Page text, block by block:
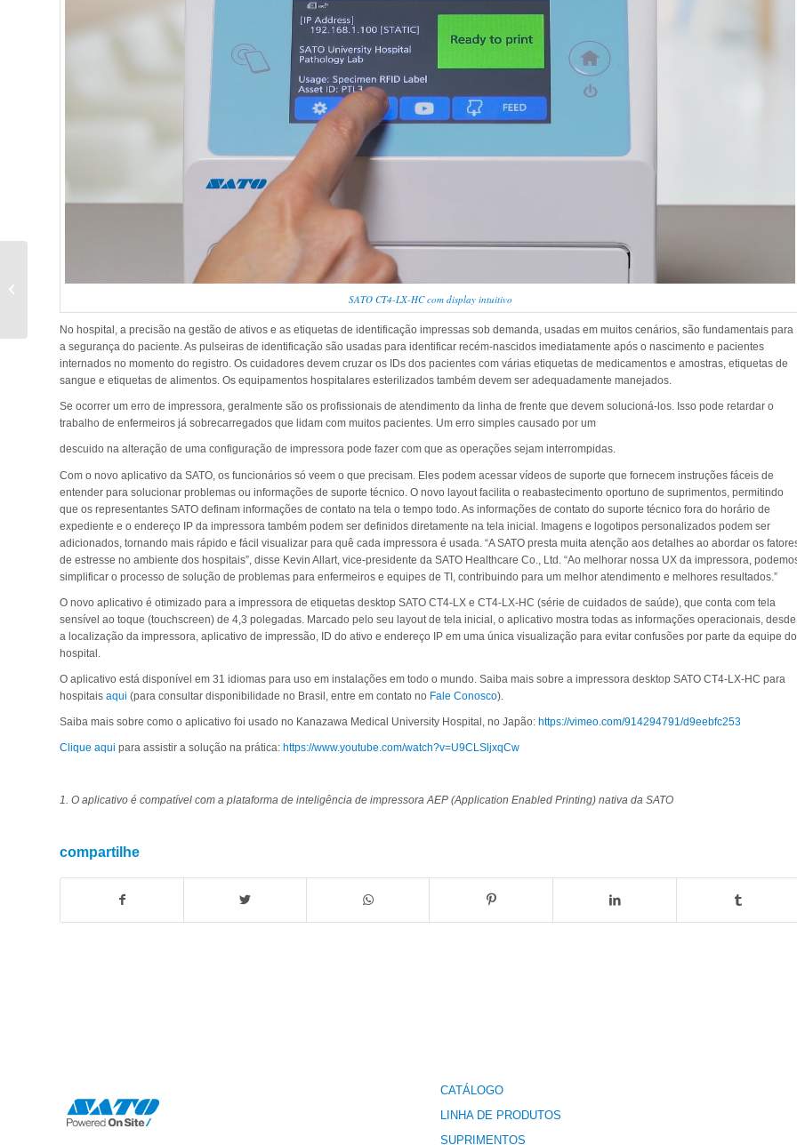
SATO CT4-LX-HC com display intuitivo
No hospital, a precisão na gestão de ativos e as etiquetas de identificação impressas sob demanda, usadas em muitos cenários, são fundamentais para
a segurança do paciente. As pulseiras de identificação são usadas para identificar recém-nascidos imediatamente após o nascimento e pacientes
internados no momento do registro. Os cuidadores devem cruzar os IDs dos pacientes com várias etiquetas de medicamentos e amostras, etiquetas de
sangue e etiquetas de alimentos. Os equipamentos hospitalares esterilizados também devem ser adequadamente manejados.
Se ocorrer um erro de impressora, geralmente são os profissionais de atendimento da linha de frente que devem solucioná-los. Isso pode retardar o
trabalho de enfermeiros já sobrecarregados que lidam com muitos pacientes. Um erro simples causado por um
descuido na alteração de uma configuração de impressora pode fazer com que as operações sejam interrompidas.
Com o novo aplicativo da SATO, os funcionários só veem o que precisam. Eles podem acessar vídeos de suporte que fornecem instruções fáceis de
entender para solucionar problemas ou informações de suporte técnico. O novo layout facilita o reabastecimento oportuno de suprimentos, permitindo
que os representantes SATO definam informações de contato na tela o tempo todo. As informações de contato do suporte técnico fora do horário de
expediente e o endereço IP da impressora também podem ser definidos diretamente na tela inicial. Imagens e logotipos personalizados podem ser
adicionados, tornando mais rápido e fácil visualizar para quê cada impressora é usada. “A SATO presta muita atenção aos detalhes ao abordar os
de estresse no ambiente dos hospitais”, disse Kevin Allart, vice-presidente da SATO Healthcare Co., Ltd. “Ao melhorar nossa UX da impressora,
simplificar o processo de solução de problemas para enfermeiros e equipes de TI, contribuindo para um melhor atendimento e melhores resultados.”
O novo aplicativo é otimizado para a impressora de etiquetas desktop SATO CT4-LX e CT4-LX-HC (série de cuidados de saúde), que conta com tela
sensível ao toque (touchscreen) de 4,3 polegadas. Marcado pelo seu layout de tela inicial, o aplicativo mostra todas as informações operacionais, desde
a localização da impressora, aplicativo de impressão, ID do ativo e endereço IP em uma única visualização para evitar confusões por parte da equipe do
hospital.
O aplicativo está disponível em 31 idiomas para uso em instalações em todo o mundo. Saiba mais sobre a impressora desktop SATO CT4-LX-HC para
hospitais aqui (para consultar disponibilidade no Brasil, entre em contato no Fale Conosco).
Saiba mais sobre como o aplicativo foi usado no Kanazawa Medical University Hospital, no Japão: https://vimeo.com/914294791/d9eebfc253
Clique aqui para assistir a solução na prática: https://www.youtube.com/watch?v=U9CLSljxqCw
1. O aplicativo é compatível com a plataforma de inteligência de impressora AEP (Application Enabled Printing) nativa da SATO
compartilhe
CATÁLOGO
LINHA DE PRODUTOS
SUPRIMENTOS
se associa à SATO e